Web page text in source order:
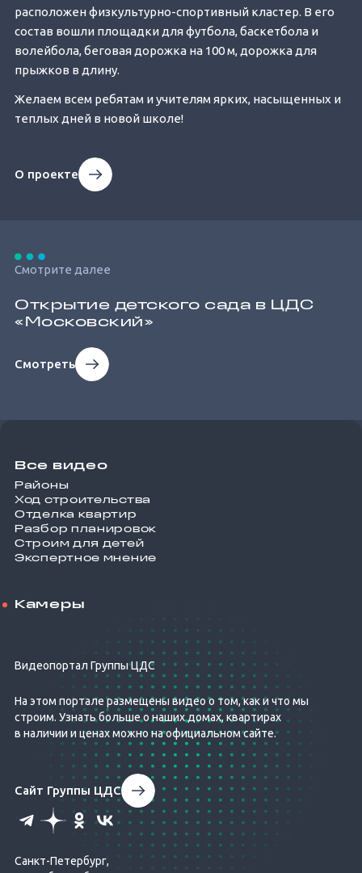
расположен физкультурно-спортивный кластер. В его
состав вошли площадки для футбола, баскетбола и
волейбола, беговая дорожка на 100 м, дорожка для
прыжков в длину.
Желаем всем ребятам и учителям ярких, насыщенных и
теплых дней в новой школе!
О проекте
Смотрите далее
Открытие детского сада в ЦДС
«Московский»
Смотреть
Все видео
Районы
Ход строительства
Отделка квартир
Разбор планировок
Строим для детей
Экспертное мнение
Камеры
Видеопортал Группы ЦДС
На этом портале размещены видео о том, как и что мы
строим. Узнать больше о наших домах, квартирах
в наличии и ценах можно на официальном сайте.
Сайт Группы ЦДС
Санкт-Петербург,